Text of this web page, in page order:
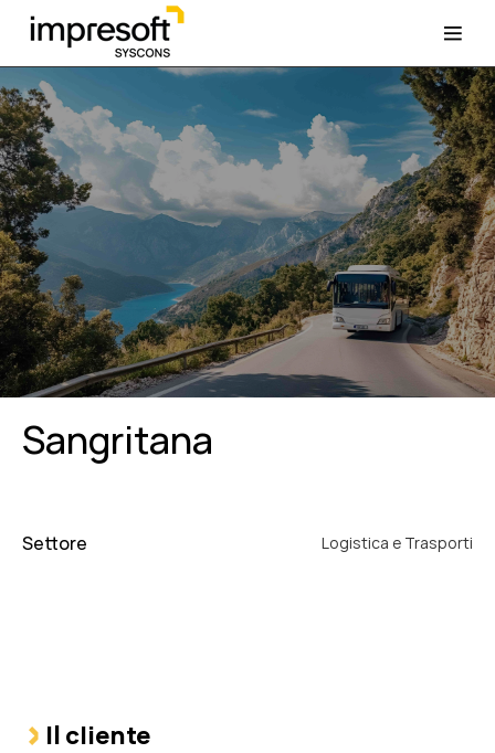
Sangritana
Settore Logistica e Trasporti
Il cliente